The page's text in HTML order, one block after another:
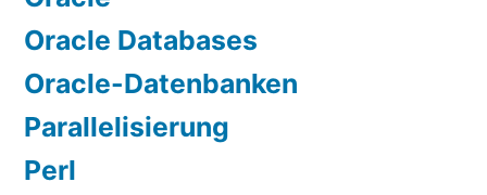
Oracle Databases
Oracle-Datenbanken
Parallelisierung
Perl